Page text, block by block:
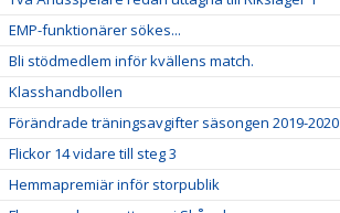
EMP-funktionärer sökes...
Bli stödmedlem inför kvällens match.
Klasshandbollen
Förändrade träningsavgifter säsongen 2019-2020
Flickor 14 vidare till steg 3
Hemmapremiär inför storpublik